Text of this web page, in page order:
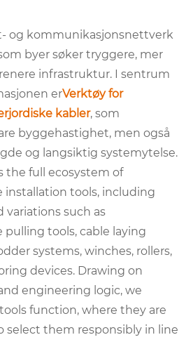
og kommunikasjonsnettverk
byer søker tryggere, mer
infrastruktur. I sentrum
erVerktøy for
kabler, som
byggehastighet, men også
og langsiktig systemytelse.
the full ecosystem of
installation tools, including
variations such as
tools, cable laying
systems, winches, rollers,
devices. Drawing on
engineering logic, we
function, where they are
select them responsibly in line